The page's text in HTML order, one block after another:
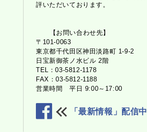
評いただいております。
【お問い合わせ先】
〒101-0063
東京都千代田区神田淡路町 1-9-2
日宝新御茶ノ水ビル 2階
TEL：03-5812-1178
FAX：03-5812-1188
営業時間 平日 9:00～17:00
「最新情報」配信中